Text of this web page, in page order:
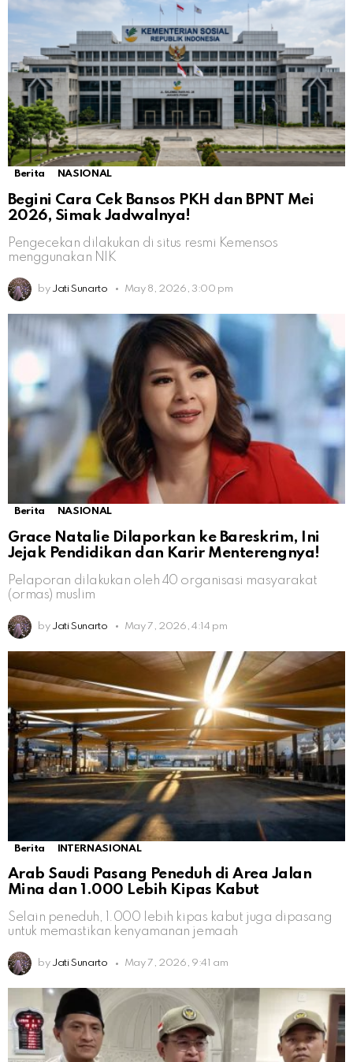
Berita NASIONAL
Begini Cara Cek Bansos PKH dan BPNT Mei
2026, Simak Jadwalnya!
Pengecekan dilakukan di situs resmi Kemensos
menggunakan NIK
by Jati Sunarto May 8, 2026, 3:00 pm
Berita NASIONAL
Grace Natalie Dilaporkan ke Bareskrim, Ini
Jejak Pendidikan dan Karir Menterengnya!
Pelaporan dilakukan oleh 40 organisasi masyarakat
(ormas) muslim
by Jati Sunarto May 7, 2026, 4:14 pm
Berita INTERNASIONAL
Arab Saudi Pasang Peneduh di Area Jalan
Mina dan 1.000 Lebih Kipas Kabut
Selain peneduh, 1.000 lebih kipas kabut juga dipasang
untuk memastikan kenyamanan jemaah
by Jati Sunarto May 7, 2026, 9:41 am